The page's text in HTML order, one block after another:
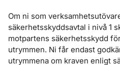
Om ni som
säkerhetsskyddsavtal i nivå 1
motpartens säkerhetsskydd
utrymmen. Ni får endast
utrymmena om kraven enligt